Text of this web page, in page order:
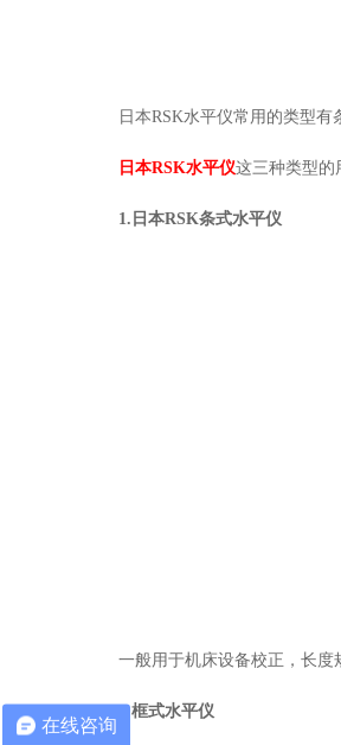
日本RSK水平仪常用的类型有
日本RSK水平仪这三种类型的
1.日本RSK条式水平仪
一般用于机床设备校正，长度
2.框式水平仪
在线咨询